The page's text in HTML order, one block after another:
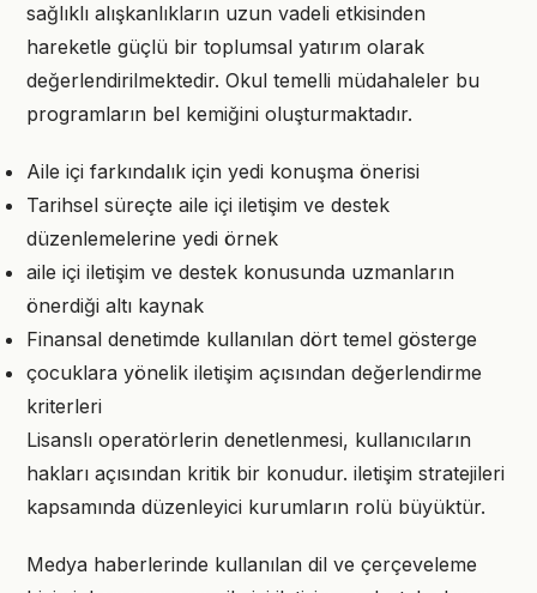
sağlıklı alışkanlıkların uzun vadeli etkisinden
hareketle güçlü bir toplumsal yatırım olarak
değerlendirilmektedir. Okul temelli müdahaleler bu
programların bel kemiğini oluşturmaktadır.
Aile içi farkındalık için yedi konuşma önerisi
Tarihsel süreçte aile içi iletişim ve destek
düzenlemelerine yedi örnek
aile içi iletişim ve destek konusunda uzmanların
önerdiği altı kaynak
Finansal denetimde kullanılan dört temel gösterge
çocuklara yönelik iletişim açısından değerlendirme
kriterleri
Lisanslı operatörlerin denetlenmesi, kullanıcıların
hakları açısından kritik bir konudur. iletişim stratejileri
kapsamında düzenleyici kurumların rolü büyüktür.
Medya haberlerinde kullanılan dil ve çerçeveleme